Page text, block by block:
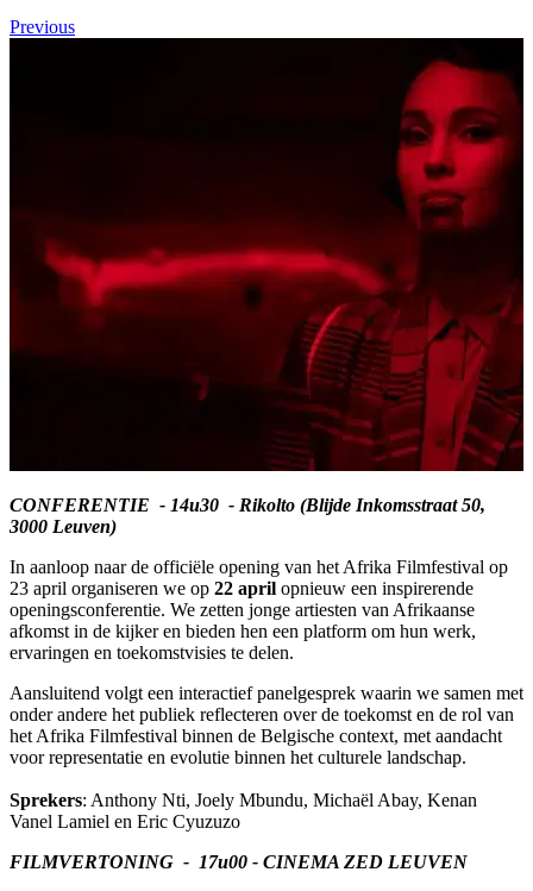
Previous
CONFERENTIE - 14u30 - Rikolto (Blijde Inkomsstraat 50,
3000 Leuven)
In aanloop naar de officiële opening van het Afrika Filmfestival op
23 april organiseren we op 22 april opnieuw een inspirerende
openingsconferentie. We zetten jonge artiesten van Afrikaanse
afkomst in de kijker en bieden hen een platform om hun werk,
ervaringen en toekomstvisies te delen.
Aansluitend volgt een interactief panelgesprek waarin we samen met
onder andere het publiek reflecteren over de toekomst en de rol van
het Afrika Filmfestival binnen de Belgische context, met aandacht
voor representatie en evolutie binnen het culturele landschap.
Sprekers: Anthony Nti, Joely Mbundu, Michaël Abay, Kenan
Vanel Lamiel en Eric Cyuzuzo
FILMVERTONING - 17u00 - CINEMA ZED LEUVEN